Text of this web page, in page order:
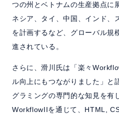
つの州とベトナムの生産拠点に
ネシア、タイ、中国、インド、
を計画するなど、グローバル規
進されている。
さらに、滑川氏は「楽々
ル向上にもつながりました」と
グラミングの専門的な知見を有
WorkflowIIを通じて、HTML,